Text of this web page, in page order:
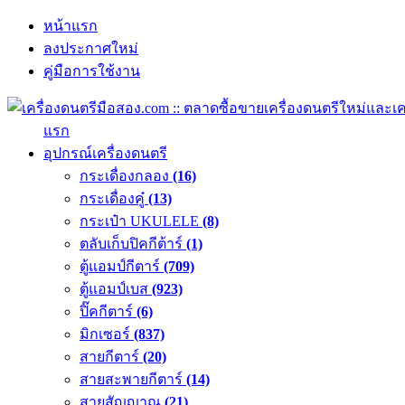
หน้าแรก
ลงประกาศใหม่
คู่มือการใช้งาน
แรก
อุปกรณ์เครื่องดนตรี
กระเดื่องกลอง (16)
กระเดื่องคู๋ (13)
กระเป๋า UKULELE (8)
ตลับเก็บปิคกีต้าร์ (1)
ตู้แอมป์กีตาร์ (709)
ตู้แอมป์เบส (923)
ปิ๊คกีตาร์ (6)
มิกเซอร์ (837)
สายกีตาร์ (20)
สายสะพายกีตาร์ (14)
สายสัญญาณ (21)